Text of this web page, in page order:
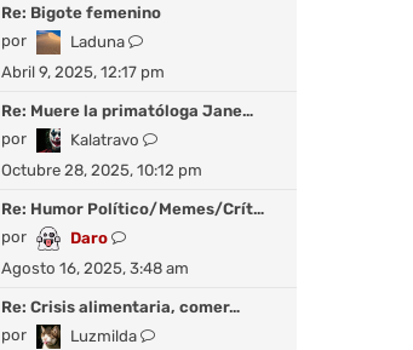
s
a
j
e
s
a
j
ú
i
m
e
s
j
Re: Bigote femenino
por
Laduna
V
r
ú
l
i
m
e
s
a
Abril 9, 2025, 12:17 pm
Re: Muere la primatóloga Jane…
por
Kalatravo
V
e
ú
i
m
Octubre 28, 2025, 10:12 pm
Re: Humor Político/Memes/Crít…
por
Daro
V
e
ú
l
Agosto 16, 2025, 3:48 am
Re: Crisis alimentaria, comer…
por
Luzmilda
V